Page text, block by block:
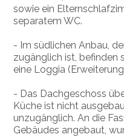
sowie ein
separatem WC.
- Im südlichen Anbau,
zugänglich ist, befinden
eine Loggia
- Das Dachgeschoss
Küche ist nicht
unzugänglich. An die
Gebäudes angebaut,